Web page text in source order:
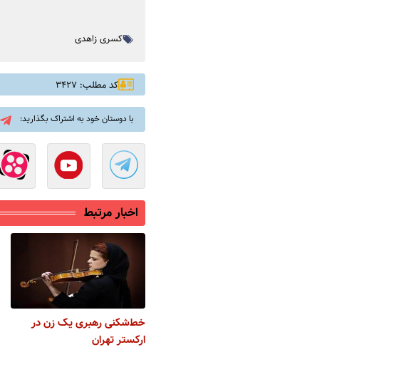
کسری زاهدی
کد مطلب: ۳۴۲۷
با دوستان خود به اشتراک بگذارید:
اخبار مرتبط
خط‌شکنی رهبری یک زن در
ارکستر تهران